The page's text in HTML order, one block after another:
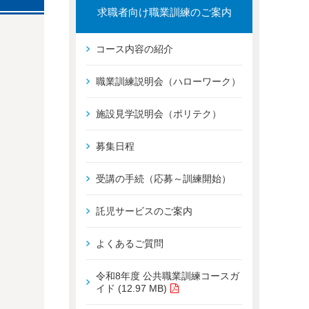
求職者向け職業訓練のご案内
コース内容の紹介
職業訓練説明会（ハローワーク）
施設見学説明会（ポリテク）
募集日程
受講の手続（応募～訓練開始）
託児サービスのご案内
よくあるご質問
令和8年度 公共職業訓練コースガ
イド (12.97 MB)